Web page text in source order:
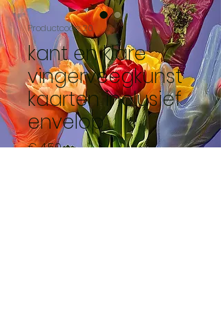
Productcode: 20
kant en klare
vingerveegkunst
kaarten inclusief
envelop
€ 4,50Prijs